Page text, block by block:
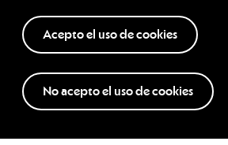
Términos y condiciones
Acepto el uso de cookies
No acepto el uso de cookies